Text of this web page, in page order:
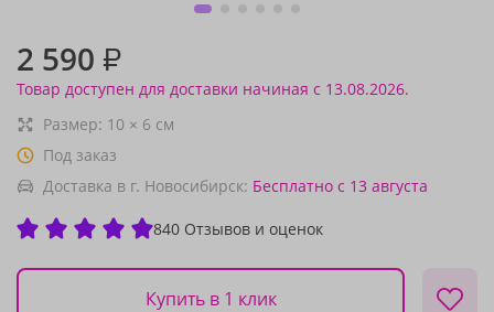
2 590 ₽
Товар доступен для доставки начиная с 13.08.2026.
Размер: 10 × 6 см
Под заказ
Доставка в г. Новосибирск: Бесплатно с 13 августа
840 Отзывов и оценок
Купить в 1 клик